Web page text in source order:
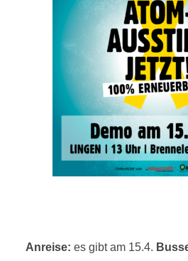
Anreise: es gibt am 15.4.